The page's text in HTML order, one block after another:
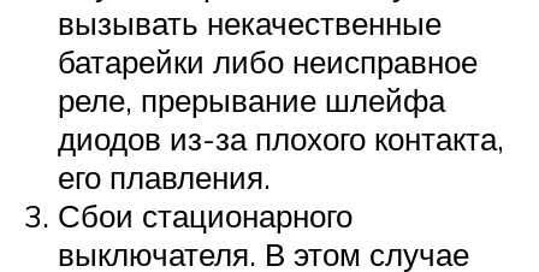
вызывать некачественные
батарейки либо неисправное
реле, прерывание шлейфа
диодов из-за плохого контакта,
его плавления.
Сбои стационарного
выключателя. В этом случае